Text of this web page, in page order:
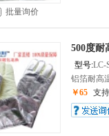
批量询价
500度耐
型号:LC-
铝箔耐高
￥65 支